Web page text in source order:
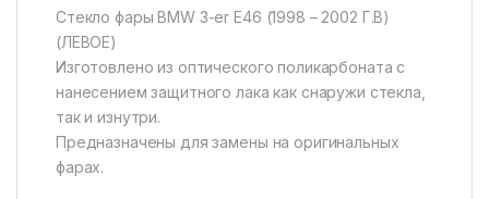
Стекло фары BMW 3-er E46 (1998 – 2002 Г.В)
(ЛЕВОЕ)
Изготовлено из оптического поликарбоната с
нанесением защитного лака как снаружи стекла,
так и изнутри.
Предназначены для замены на оригинальных
фарах.